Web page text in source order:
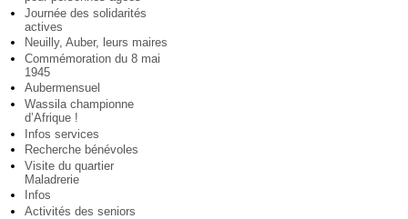
Journée des solidarités
actives
Neuilly, Auber, leurs maires
Commémoration du 8 mai
1945
Aubermensuel
Wassila championne
d’Afrique !
Infos services
Recherche bénévoles
Visite du quartier
Maladrerie
Infos
Activités des seniors